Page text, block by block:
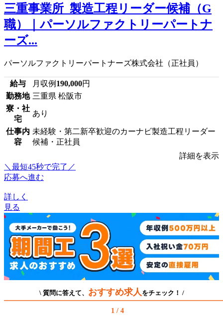
三重事業所_製造工程リーダー候補（G
職）｜パーソルファクトリーパートナ
ーズ...
パーソルファクトリーパートナーズ株式会社（正社員）
給与 月収例 190,000円
勤務地 三重県 松阪市
寮・社
宅
あり
仕事内
容
未経験・第二新卒歓迎のカーナビ製造工程リーダー
候補・正社員
詳細を表示
＼最短45秒で完了／
応募へ進む
詳しく
見る
\ 質問に答えて、 おすすめ求人 をチェック！ /
1 / 4